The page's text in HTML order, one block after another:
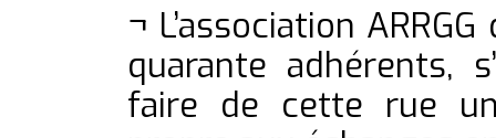
¬ L’association
quarante adhérents,
faire de cette rue un